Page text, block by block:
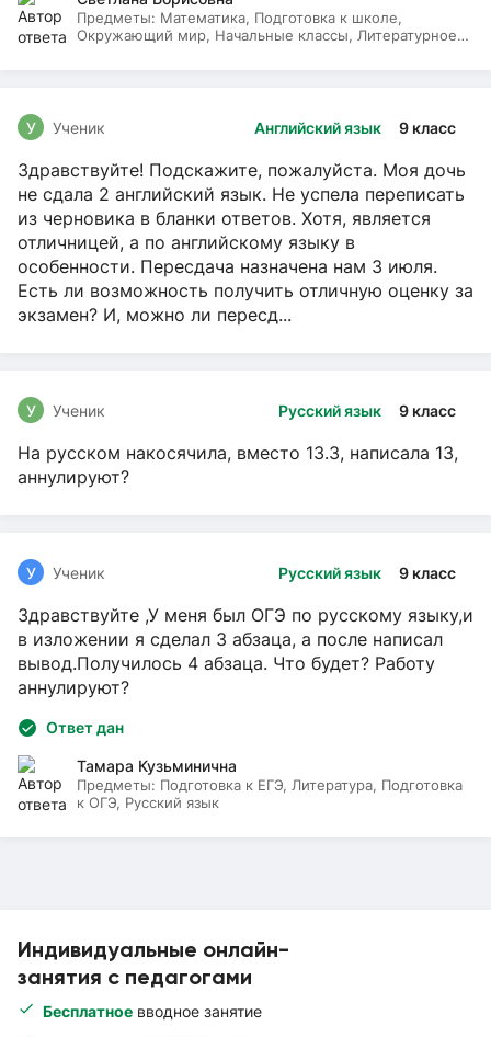
Индивидуальные онлайн-
занятия с педагогами
Бесплатное вводное занятие
Предметы: Математика, Подготовка к школе,
Окружающий мир, Начальные классы, Литературное
Английский язык 9 класс
У Ученик
Здравствуйте! Подскажите, пожалуйста. Моя дочь
не сдала 2 английский язык. Не успела переписать
из черновика в бланки ответов. Хотя, является
отличницей, а по английскому языку в
особенности. Пересдача назначена нам 3 июля.
Есть ли возможность получить отличную оценку за
экзамен? И, можно ли пересд...
Русский язык 9 класс
У Ученик
На русском накосячила, вместо 13.3, написала 13,
аннулируют?
Русский язык 9 класс
У Ученик
Здравствуйте ,У меня был ОГЭ по русскому языку,и
в изложении я сделал 3 абзаца, а после написал
вывод.Получилось 4 абзаца. Что будет? Работу
аннулируют?
Ответ дан
Тамара Кузьминична
Предметы: Подготовка к ЕГЭ, Литература, Подготовка
к ОГЭ, Русский язык